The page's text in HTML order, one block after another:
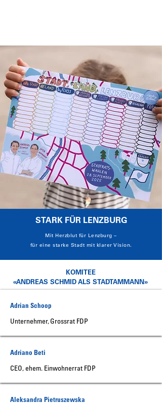
STARK FÜR LENZBURG
Mit Herzblut für Lenzburg –
für eine starke Stadt mit klarer Vision.
KOMITEE
«ANDREAS SCHMID ALS STADTAMMANN»
Adrian Schoop
Unternehmer, Grossrat FDP
Adriano Beti
CEO, ehem. Einwohnerrat FDP
Aleksandra Pietruszewska